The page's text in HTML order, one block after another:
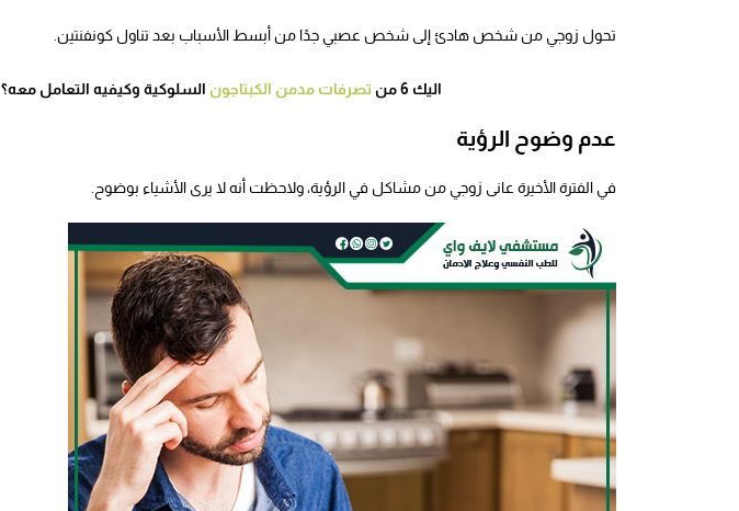
تحول زوجي من شخص هادئ إلى شخص عصبي جدًا من أبسط الأسباب بعد تناول كونفنتين.
اليك 6 من تصرفات مدمن الكبتاجون السلوكية وكيفيه التعامل معه؟
عدم وضوح الرؤية
في الفترة الأخيرة عانى زوجي من مشاكل في الرؤية، ولاحظت أنه لا يرى الأشياء بوضوح.